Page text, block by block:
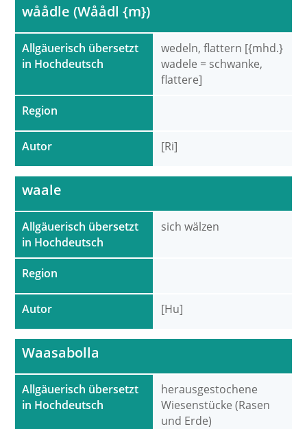
Allgäuerisch übersetzt
in Hochdeutsch
Region
Autor
wåådle (Wåådl {m})
wedeln, flattern [{mhd.}
wadele = schwanke,
flattere]
[Ri]
Allgäuerisch übersetzt
in Hochdeutsch
Region
Autor
waale
sich wälzen
[Hu]
Allgäuerisch übersetzt
in Hochdeutsch
Waasabolla
herausgestochene
Wiesenstücke (Rasen
und Erde)